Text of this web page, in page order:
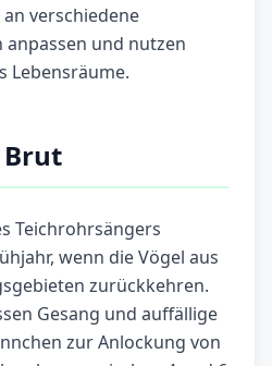
verschiedene
und nutzen
Lebensräume.
Brut
Teichrohrsängers
wenn die Vögel aus
zurückkehren.
Gesang und auffällige
zur Anlockung von